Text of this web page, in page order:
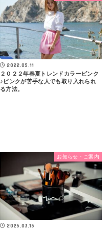
2022.05.11
２０２２年春夏トレンドカラーピンク
♪ピンクが苦手な人でも取り入れられ
る方法。
お知らせ・ご案内
2025.03.15